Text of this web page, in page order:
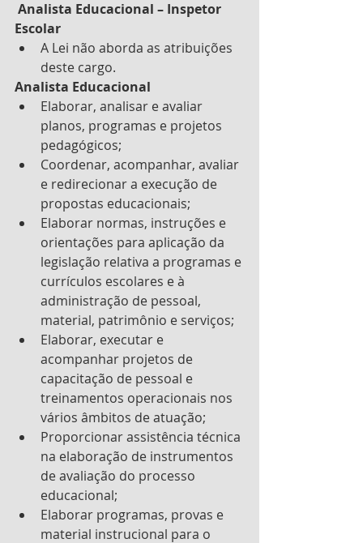
Escolar
A Lei não aborda as atribuições
deste cargo.
Analista Educacional
Elaborar, analisar e avaliar
planos, programas e projetos
pedagógicos;
Coordenar, acompanhar, avaliar
e redirecionar a execução de
propostas educacionais;
Elaborar normas, instruções e
orientações para aplicação da
legislação relativa a programas e
currículos escolares e à
administração de pessoal,
material, patrimônio e serviços;
Elaborar, executar e
acompanhar projetos de
capacitação de pessoal e
treinamentos operacionais nos
vários âmbitos de atuação;
Proporcionar assistência técnica
na elaboração de instrumentos
de avaliação do processo
educacional;
Elaborar programas, provas e
material instrucional para o